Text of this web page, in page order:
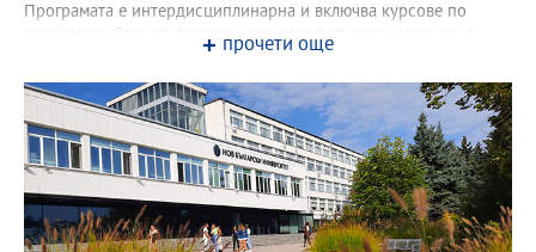
Програмата е интердисциплинарна и включва курсове по
икономика, бизнес, финанси, мениджмънт, организационна
психология, управление на екипи и проекти, а също така
култура и лингвистика, ориентирани към спецификата на
отношенията на България с чуждоезични партньори. Заедно с
тях, програмата включва и такива специфични курсове, като
управление на събития, реклама и търговски комуникации,
управление на отношенията с клиенти, фирмена култура,
онлайн комуникации и др. Знанията от тези курсове са
необходими за успешното партньорство в сферата на бизнеса,
както и с публични институции и НПО.
прочети още